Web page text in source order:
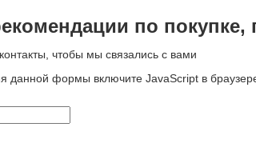
по
чтобы мы связались с вами
данной формы включите JavaScript в